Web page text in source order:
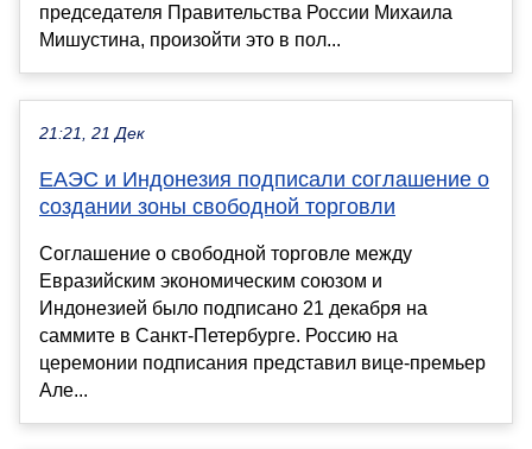
председателя Правительства России Михаила
Мишустина, произойти это в пол...
21:21, 21 Дек
ЕАЭС и Индонезия подписали соглашение о
создании зоны свободной торговли
Соглашение о свободной торговле между
Евразийским экономическим союзом и
Индонезией было подписано 21 декабря на
саммите в Санкт-Петербурге. Россию на
церемонии подписания представил вице-премьер
Але...